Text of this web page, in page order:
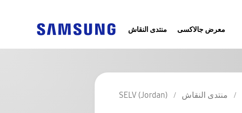
منتدى النقاش معرض جالاكسى
SELV (Jordan) منتدى النقاش